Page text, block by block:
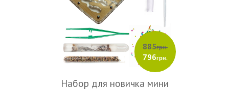
885грн.
796грн.
Набор для новичка мини